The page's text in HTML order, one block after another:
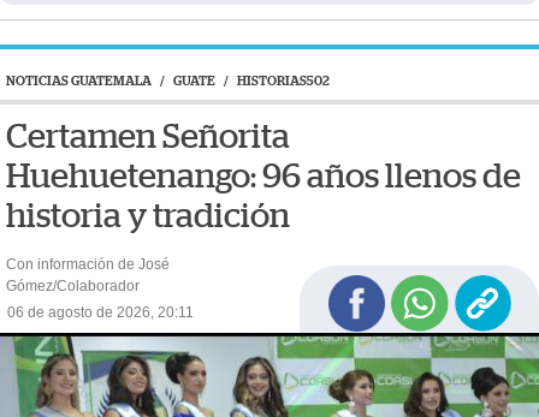
NOTICIAS GUATEMALA / GUATE / HISTORIAS502
Certamen Señorita
Huehuetenango: 96 años llenos de
historia y tradición
Con información de José
Gómez/Colaborador
06 de agosto de 2026, 20:11